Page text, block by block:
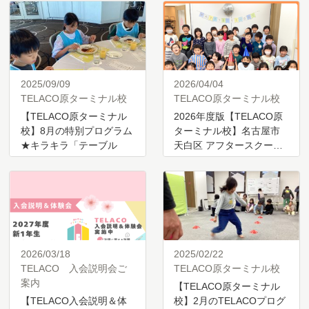
2025/09/09
TELACO原ターミナル校
【TELACO原ターミナル
校】8月の特別プログラム
★キラキラ「テーブル
マ…
2026/04/04
TELACO原ターミナル校
2026年度版【TELACO原
ターミナル校】名古屋市
天白区 アフタースクー…
2026/03/18
TELACO 入会説明会ご
案内
【TELACO入会説明＆体
2025/02/22
TELACO原ターミナル校
【TELACO原ターミナル
校】2月のTELACOプログ